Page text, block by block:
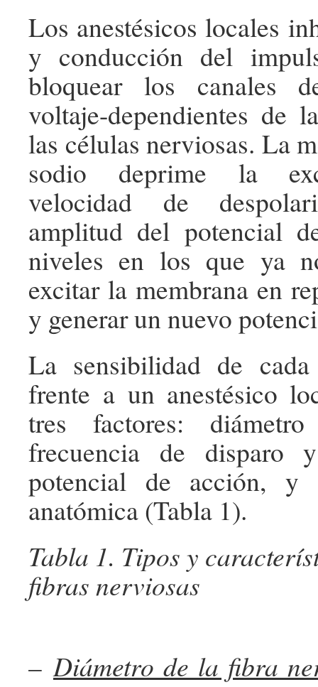
Los anestésicos locales
y conducción del
bloquear los canales
voltaje-dependientes de
las células nerviosas. La
sodio deprime la
velocidad de
amplitud del potencial
niveles en los que ya
excitar la membrana en
y generar un nuevo
La sensibilidad de
frente a un anestésico
tres factores:
frecuencia de disparo
potencial de acción, y
anatómica (Tabla 1).
Tabla 1. Tipos y
fibras nerviosas
–Diámetro de la fibra